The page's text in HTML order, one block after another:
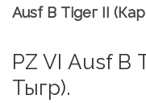
Аusf В Тіgег II
РZ VI Аusf В
Тыгр).